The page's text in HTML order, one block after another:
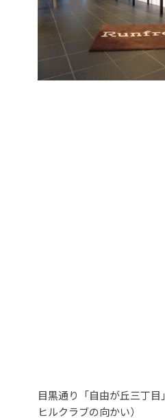
目黒通り「自由が丘三丁目
ヒルクラブの向かい）